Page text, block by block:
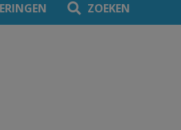
ZOEKEN